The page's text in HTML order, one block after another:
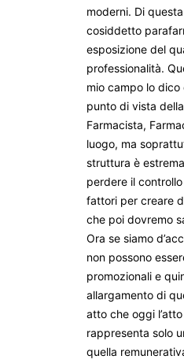
moderni. Di
cosiddetto
esposizione del
professionalità.
mio campo lo
punto di vista
Farmacista,
luogo, ma
struttura è
perdere il
fattori per creare
che poi dovremo
Ora se siamo
non possono
promozionali e
allargamento di
atto che oggi
rappresenta solo
quella